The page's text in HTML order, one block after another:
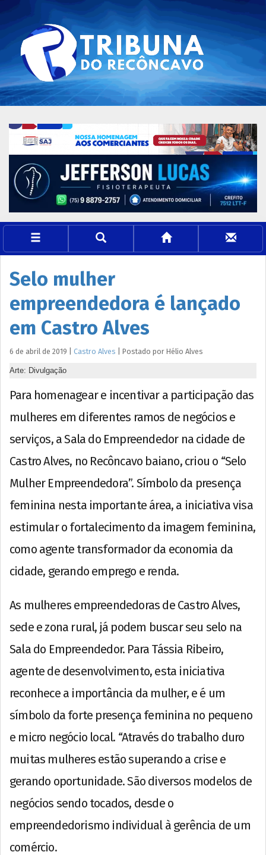
Selo mulher
empreendedora é lançado
em Castro Alves
6 de abril de 2019 Castro Alves Postado por Hélio Alves
Arte: Divulgação
Para homenagear e incentivar a participação das
mulheres em diferentes ramos de negócios e
serviços, a Sala do Empreendedor na cidade de
Castro Alves, no Recôncavo baiano, criou o “Selo
Mulher Empreendedora”. Símbolo da presença
feminina nesta importante área, a iniciativa visa
estimular o fortalecimento da imagem feminina,
como agente transformador da economia da
cidade, gerando emprego e renda.
As mulheres empreendedoras de Castro Alves,
sede e zona rural, já podem buscar seu selo na
Sala do Empreendedor. Para Tássia Ribeiro,
agente de desenvolvimento, esta iniciativa
reconhece a importância da mulher, e é um
símbolo da forte presença feminina no pequeno
e micro negócio local. “Através do trabalho duro
muitas mulheres estão superando a crise e
gerando oportunidade. São diversos modelos de
negócios sendo tocados, desde o
empreendedorismo individual à gerência de um
comércio.